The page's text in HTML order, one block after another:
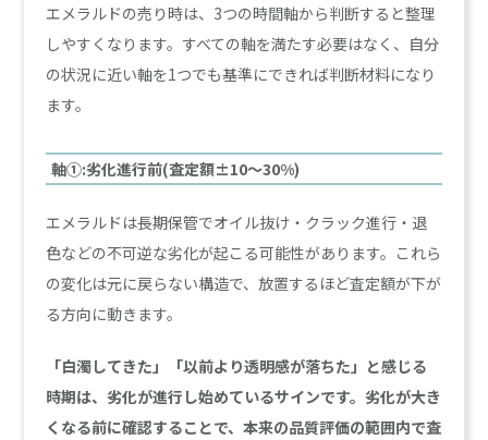
エメラルドの売り時は、3つの時間軸から判断すると整理
しやすくなります。すべての軸を満たす必要はなく、自分
の状況に近い軸を1つでも基準にできれば判断材料になり
ます。
軸①:劣化進行前(査定額±10〜30%)
エメラルドは長期保管でオイル抜け・クラック進行・退
色などの不可逆な劣化が起こる可能性があります。これら
の変化は元に戻らない構造で、放置するほど査定額が下が
る方向に動きます。
「白濁してきた」「以前より透明感が落ちた」と感じる
時期は、劣化が進行し始めているサインです。劣化が大き
くなる前に確認することで、本来の品質評価の範囲内で査